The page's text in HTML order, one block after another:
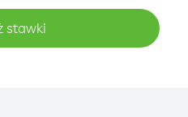
stawki